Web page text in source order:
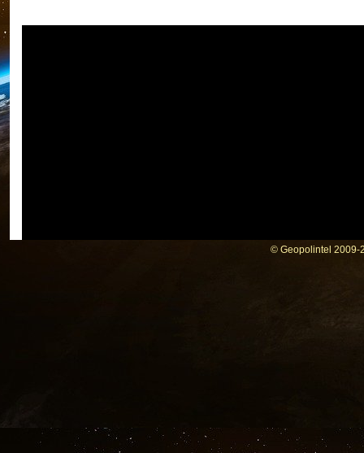
Président Shanghai Xuhui Cloud Hospital
© Geopolintel 2009-